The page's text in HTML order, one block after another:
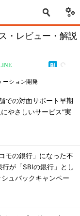
・レビュー・解説
ーション開発
での対面サポート早期
さしいサービス”実
モの銀行」になった不
が「SBIの銀行」とし
ュバックキャンペー